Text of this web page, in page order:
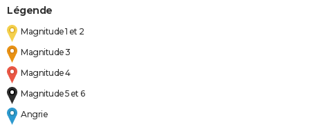
Légende
Magnitude 1 et 2
Magnitude 3
Magnitude 4
Magnitude 5 et 6
Angrie